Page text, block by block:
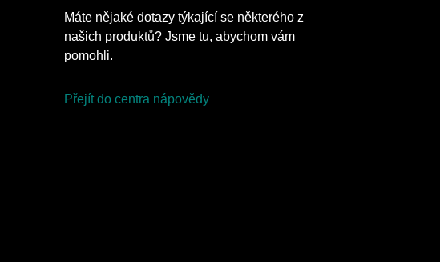
Máte nějaké dotazy týkající se některého z
našich produktů? Jsme tu, abychom vám
pomohli.
Přejít do centra nápovědy